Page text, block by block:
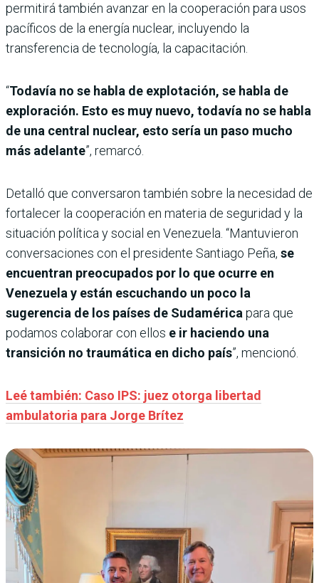
permitirá también avanzar en la cooperación para usos
pacíficos de la energía nuclear, incluyendo la
transferencia de tecnología, la capacitación.
“Todavía no se habla de explotación, se habla de
exploración. Esto es muy nuevo, todavía no se habla
de una central nuclear, esto sería un paso mucho
más adelante”, remarcó.
Detalló que conversaron también sobre la necesidad de
fortalecer la cooperación en materia de seguridad y la
situación política y social en Venezuela. “Mantuvieron
conversaciones con el presidente Santiago Peña, se
encuentran preocupados por lo que ocurre en
Venezuela y están escuchando un poco la
sugerencia de los países de Sudaméricapara que
podamos colaborar con ellos e ir haciendo una
transición no traumática en dicho país”, mencionó.
Leé también: Caso IPS: juez otorga libertad
ambulatoria para Jorge Brítez